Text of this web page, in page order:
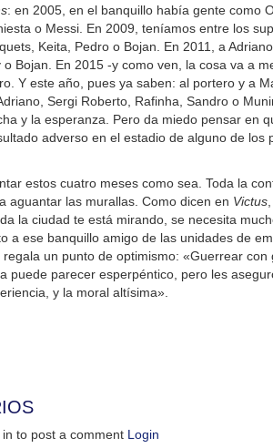
: en 2005, en el banquillo había gente como
o Messi. En 2009, teníamos entre los
Keita, Pedro o Bojan. En 2011, a
Bojan. En 2015 -y como ven, la cosa va a
Y este año, pues ya saben: al portero y a
Sergi Roberto, Rafinha, Sandro o
y la esperanza. Pero da miedo pensar en
adverso en el estadio de alguno de los
estos cuatro meses como sea. Toda la
aguantar las murallas. Como dicen en Victus
la ciudad te está mirando, se necesita
a ese banquillo amigo de las unidades de
un punto de optimismo: «Guerrear con
puede parecer esperpéntico, pero les
y la moral altísima».
to post a comment Login